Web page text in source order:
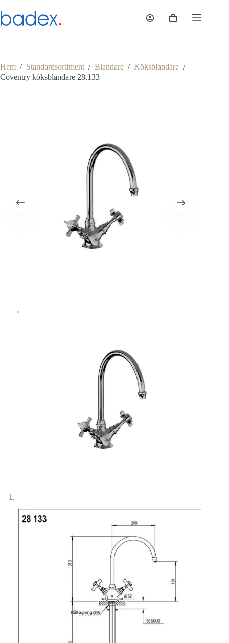
till
innehåll
Varukorg
Hem / Standardsortiment / Blandare / Köksblandare /
Coventry köksblandare 28.133